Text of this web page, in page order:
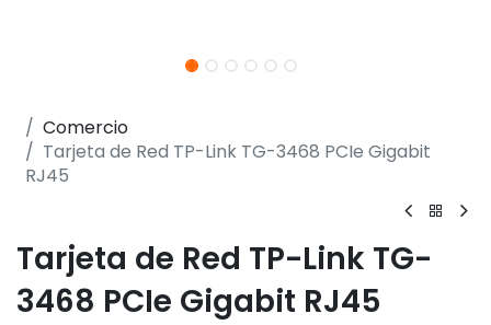
Comercio
Tarjeta de Red TP-Link TG-3468 PCIe Gigabit
RJ45
Tarjeta de Red TP-Link TG-
3468 PCIe Gigabit RJ45